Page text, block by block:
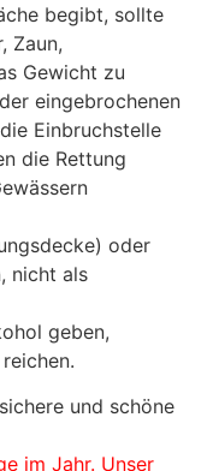
begibt, sollte
Zaun,
Gewicht zu
eingebrochenen
Einbruchstelle
die Rettung
oder
nicht als
geben,
und schöne
im Jahr. Unser